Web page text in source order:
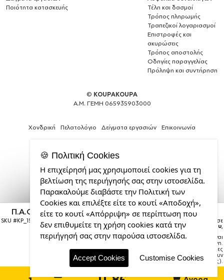
Π.Α.Ο., Κούπα χρωματιστή βεραμάν, κεραμική, 330ml
SKU #KP_15988_11ozcLIGHTGREEN Η παραγγελία σας θα παραδοθεί σε
courier έως τηνΤρίτη 18 Αυγούστου,
Σημείωση:Η παράδοση στο courier είναι
εκτιμώμενη.
1–3 εργάσιμες
ημέρες (ενδέχεται να υπάρξουν
καθυστερήσεις).
Ποιότητα κατασκευής
Τέλη και δασμοί
Τρόπος πληρωμής
Τραπεζικοί λογαριασμοί
Επιστροφές και
ακυρώσεις
Τρόπος αποστολής
Οδηγίες παραγγελίας
Πρόληψη και συντήρηση
© KOUPAKOUPA
Α.Μ. ΓΕΜΗ 065935903000
Χονδρική Πελατολόγιο Δείγματα εργασιών Επικοινωνία
Expert
Web
Development
Services
από
την
CDL.gr
🍪 Πολιτική Cookies
Η επιχείρησή μας χρησιμοποιεί cookies για τη
βελτίωση της περιήγησής σας στην ιστοσελίδα.
Παρακαλούμε διαβάστε την Πολιτική των
Cookies και επιλέξτε είτε το κουτί «Αποδοχή»,
είτε το κουτί «Απόρριψη» σε περίπτωση που
δεν επιθυμείτε τη χρήση cookies κατά την
περιήγησή σας στην παρούσα ιστοσελίδα.
Accept Cookies Customise Cookies